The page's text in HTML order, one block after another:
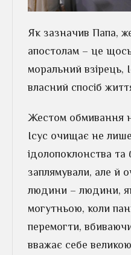
Як зазначив Папа,
апостолам – це
моральний взірець,
власний спосіб
Жестом обмивання
Ісус очищає не
ідолопоклонства та
заплямували, але й
людини – людини,
могутньою, коли
перемогти,
вважає себе